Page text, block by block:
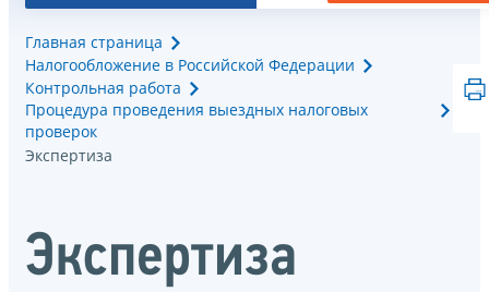
Главная страница
Налогообложение в Российской Федерации
Контрольная работа
Процедура проведения выездных налоговых
проверок
Экспертиза
Экспертиза